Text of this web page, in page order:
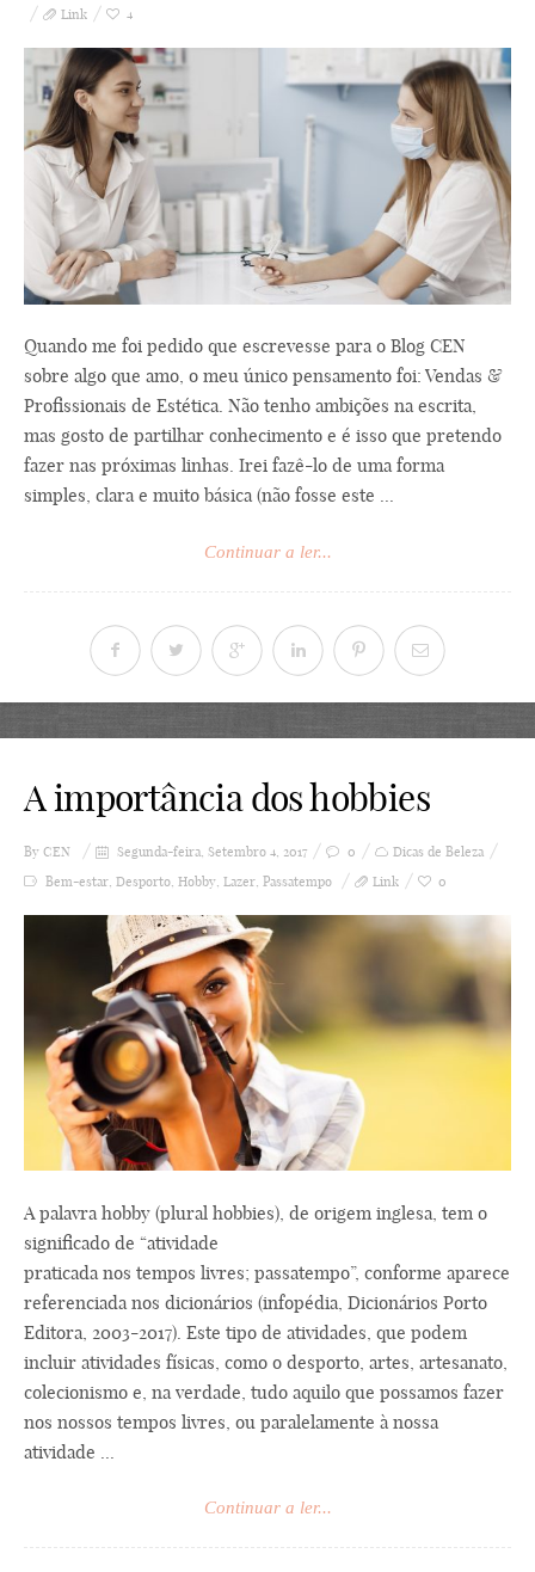
Link
4
Quando me foi pedido que escrevesse para o Blog CEN
sobre algo que amo, o meu único pensamento foi: Vendas &
Profissionais de Estética. Não tenho ambições na escrita,
mas gosto de partilhar conhecimento e é isso que pretendo
fazer nas próximas linhas. Irei fazê-lo de uma forma
simples, clara e muito básica (não fosse este ...
Continuar a ler...
A importância dos hobbies
By CEN Segunda-feira, Setembro 4, 2017 0
Dicas de Beleza
Bem-estar Desporto Hobby Lazer Passatempo Link 0
A palavra hobby (plural hobbies), de origem inglesa, tem o
significado de “atividade
praticada nos tempos livres; passatempo”, conforme aparece
referenciada nos dicionários (infopédia, Dicionários Porto
Editora, 2003-2017). Este tipo de atividades, que podem
incluir atividades físicas, como o desporto, artes, artesanato,
colecionismo e, na verdade, tudo aquilo que possamos fazer
nos nossos tempos livres, ou paralelamente à nossa
atividade ...
Continuar a ler...